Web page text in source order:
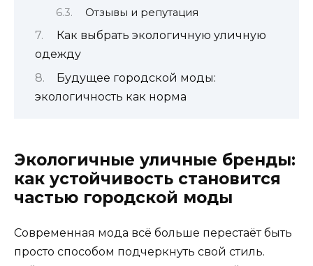
Отзывы и репутация
Как выбрать экологичную уличную
одежду
Будущее городской моды:
экологичность как норма
Экологичные уличные бренды:
как устойчивость становится
частью городской моды
Современная мода всё больше перестаёт быть
просто способом подчеркнуть свой стиль.